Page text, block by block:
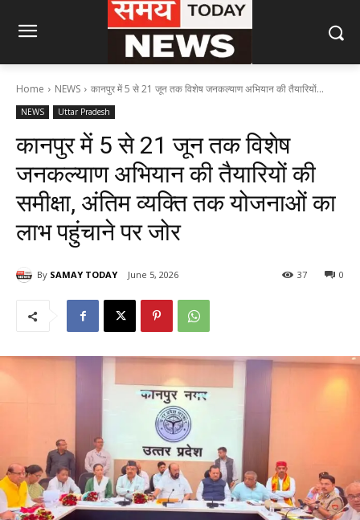
Home NEWS कानपुर में 5 से 21 जून तक विशेष जनकल्याण अभियान की तैयारियों...
NEWS Uttar Pradesh
कानपुर में 5 से 21 जून तक विशेष
जनकल्याण अभियान की तैयारियों की
समीक्षा, अंतिम व्यक्ति तक योजनाओं का
लाभ पहुंचाने पर जोर
By SAMAY TODAY June 5, 2026 0
37